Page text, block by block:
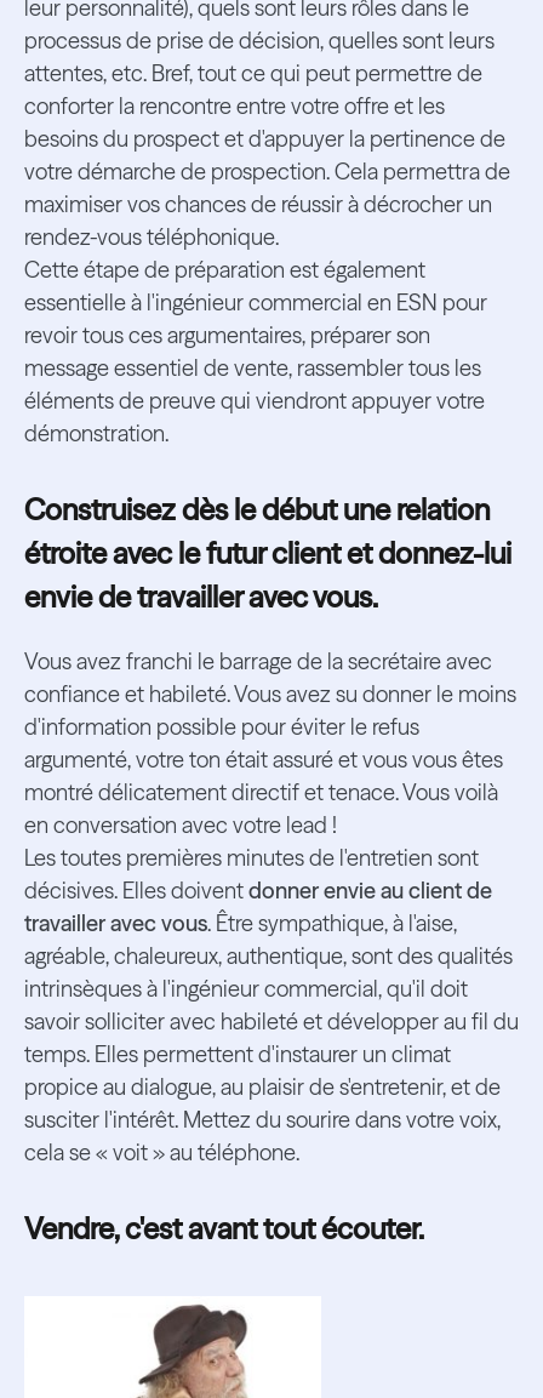
leur personnalité), quels sont leurs rôles dans le
processus de prise de décision, quelles sont leurs
attentes, etc. Bref, tout ce qui peut permettre de
conforter la rencontre entre votre offre et les
besoins du prospect et d'appuyer la pertinence de
votre démarche de prospection. Cela permettra de
maximiser vos chances de réussir à décrocher un
rendez-vous téléphonique.
Cette étape de préparation est également
essentielle à l'ingénieur commercial en ESN pour
revoir tous ces argumentaires, préparer son
message essentiel de vente, rassembler tous les
éléments de preuve qui viendront appuyer votre
démonstration.
Construisez dès le début une relation
étroite avec le futur client et donnez-lui
envie de travailler avec vous.
Vous avez franchi le barrage de la secrétaire avec
confiance et habileté. Vous avez su donner le moins
d'information possible pour éviter le refus
argumenté, votre ton était assuré et vous vous êtes
montré délicatement directif et tenace. Vous voilà
en conversation avec votre lead !
Les toutes premières minutes de l'entretien sont
décisives. Elles doiventdonner envie au client de
travailler avec vous. Être sympathique, à l'aise,
agréable, chaleureux, authentique, sont des qualités
intrinsèques à l'ingénieur commercial, qu'il doit
savoir solliciter avec habileté et développer au fil du
temps. Elles permettent d'instaurer un climat
propice au dialogue, au plaisir de s'entretenir, et de
susciter l'intérêt. Mettez du sourire dans votre voix,
cela se « voit » au téléphone.
Vendre, c'est avant tout écouter.